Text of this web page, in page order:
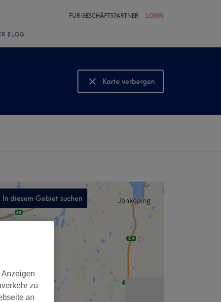
FÜR GESCHÄFTSPARTNER LOGIN
BLOG
Karte verbergen
Karte anzeigen
In diesem Gebiet suchen
,
zu
an